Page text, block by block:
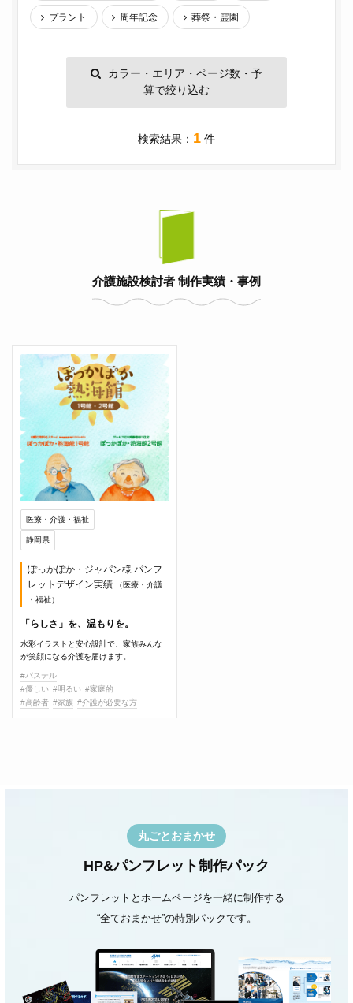
プラント 周年記念 葬祭・霊園
カラー・エリア・ページ数・予
算で絞り込む
検索結果： 1 件
介護施設検討者 制作実績・事例
医療・介護・福祉
静岡県
ぽっかぽか・ジャパン様 パンフ
レットデザイン実績
（医療・介護
・福祉）
「らしさ」を、温もりを。
水彩イラストと安心設計で、家族みんな
が笑顔になる介護を届けます。
#パステル
#優しい #明るい #家庭的
#高齢者 #家族 #介護が必要な方
丸ごとおまかせ
HP&パンフレット制作パック
パンフレットとホームページを一緒に制作する
“全ておまかせ”の特別パックです。